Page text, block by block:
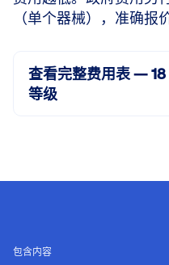
（单个器械），准确报
查看完整费用表 —
等级
包含内容